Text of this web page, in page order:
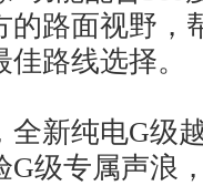
的路面视野，
路线选择。
全新纯电G级
级专属声浪